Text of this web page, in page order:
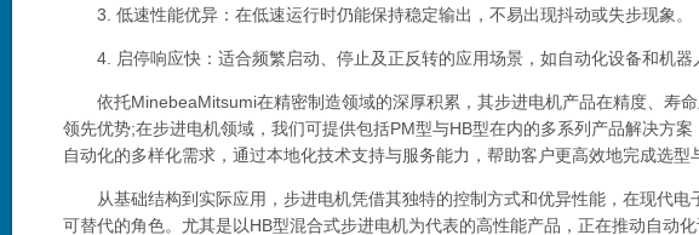
3. 低速性能优异：在低速运行时仍能保持稳定输出，不易出现抖动或失步现象。
4. 启停响应快：适合频繁启动、停止及正反转的应用场景，如自动化设备和机器
依托MinebeaMitsumi在精密制造领域的深厚积累，其步进电机产品在精度、寿命
领先优势;在步进电机领域，我们可提供包括PM型与HB型在内的多系列产品解决方
自动化的多样化需求，通过本地化技术支持与服务能力，帮助客户更高效地完成选型
从基础结构到实际应用，步进电机凭借其独特的控制方式和优异性能，在现代电
可替代的角色。尤其是以HB型混合式步进电机为代表的高性能产品，正在推动自动